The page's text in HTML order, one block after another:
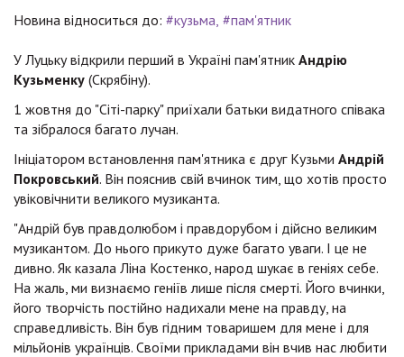
Новина відноситься до: #кузьма #пам'ятник
У Луцьку відкрили перший в Україні пам'ятник Андрію
Кузьменку (Скрябіну).
1 жовтня до "Сіті-парку" приїхали батьки видатного співака
та зібралося багато лучан.
Ініціатором встановлення пам'ятника є друг Кузьми Андрій
Покровський. Він пояснив свій вчинок тим, що хотів просто
увіковічнити великого музиканта.
"Андрій був правдолюбом і правдорубом і дійсно великим
музикантом. До нього прикуто дуже багато уваги. І це не
дивно. Як казала Ліна Костенко, народ шукає в геніях себе.
На жаль, ми визнаємо геніїв лише після смерті. Його вчинки,
його творчість постійно надихали мене на правду, на
справедливість. Він був гідним товаришем для мене і для
мільйонів українців. Своїми прикладами він вчив нас любити